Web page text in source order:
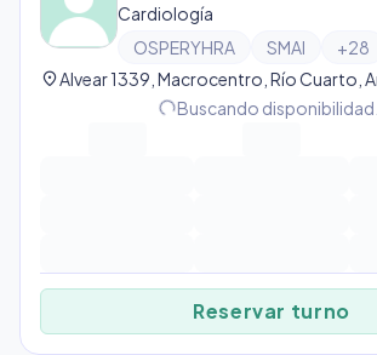
Cardiología
OSPERYHRA
SMAI +28
location_on
progress_activityBuscando disponibilidad…
Reservar turno